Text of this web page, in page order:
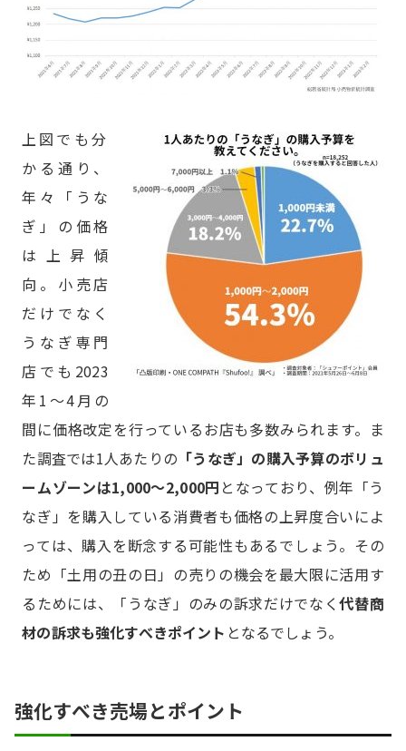
上図でも分
かる通り、
年々「うな
ぎ」の価格
は上昇傾
向。小売店
だけでなく
うなぎ専門
店でも2023
年1～4月の
間に価格改定を行っているお店も多数みられます。ま
た調査では1人あたりの 「うなぎ」の購入予算のボリュ
ームゾーンは1,000～2,000円 となっており、例年「う
なぎ」を購入している消費者も価格の上昇度合いによ
っては、購入を断念する可能性もあるでしょう。その
ため「土用の丑の日」の売りの機会を最大限に活用す
るためには、「うなぎ」のみの訴求だけでなく代替商
材の訴求も強化すべきポイント となるでしょう。
強化すべき売場とポイント